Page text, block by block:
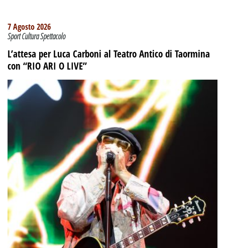
7 Agosto 2026
Sport Cultura Spettacolo
L’attesa per Luca Carboni al Teatro Antico di Taormina
con “RIO ARI O LIVE”